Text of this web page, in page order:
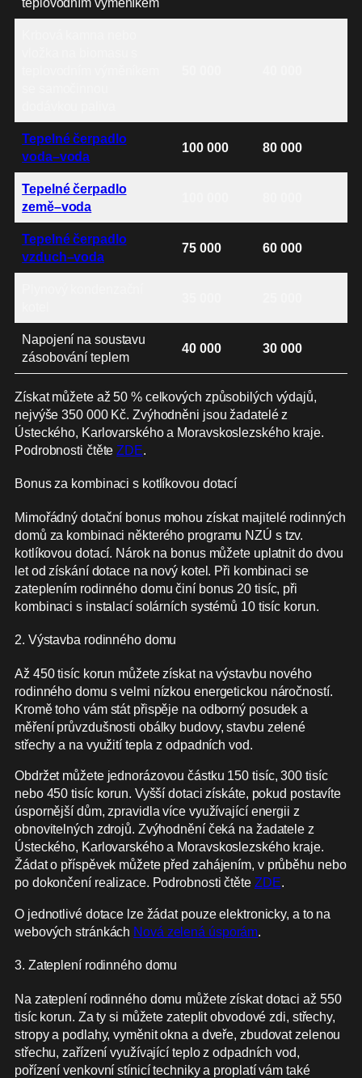
Tepelné čerpadlo
voda–voda
100 000 80 000
Tepelné čerpadlo
země–voda
Tepelné čerpadlo
vzduch–voda
75 000 60 000
Napojení na soustavu
zásobování teplem
40 000 30 000
Získat můžete až 50 % celkových způsobilých výdajů,
nejvýše 350 000 Kč. Zvýhodněni jsou žadatelé z
Ústeckého, Karlovarského a Moravskoslezského kraje.
Podrobnosti čtěte ZDE
Bonus za kombinaci s kotlíkovou dotací
Mimořádný dotační bonus mohou získat majitelé rodinných
domů za kombinaci některého programu NZÚ s tzv.
kotlíkovou dotací. Nárok na bonus můžete uplatnit do dvou
let od získání dotace na nový kotel. Při kombinaci se
zateplením rodinného domu činí bonus 20 tisíc, při
kombinaci s instalací solárních systémů 10 tisíc korun.
2. Výstavba rodinného domu
Až 450 tisíc korun můžete získat na výstavbu nového
rodinného domu s velmi nízkou energetickou náročností.
Kromě toho vám stát přispěje na odborný posudek a
měření průvzdušnosti obálky budovy, stavbu zelené
střechy a na využití tepla z odpadních vod.
Obdržet můžete jednorázovou částku 150 tisíc, 300 tisíc
nebo 450 tisíc korun. Vyšší dotaci získáte, pokud postavíte
úspornější dům, zpravidla více využívající energii z
obnovitelných zdrojů. Zvýhodnění čeká na žadatele z
Ústeckého, Karlovarského a Moravskoslezského kraje.
Žádat o příspěvek můžete před zahájením, v průběhu nebo
po dokončení realizace. Podrobnosti čtěte ZDE.
O jednotlivé dotace lze žádat pouze elektronicky, a to na
webových stránkách Nová zelená úsporám
3. Zateplení rodinného domu
Na zateplení rodinného domu můžete získat dotaci až 550
tisíc korun. Za ty si můžete zateplit obvodové zdi, střechy,
stropy a podlahy, vyměnit okna a dveře, zbudovat zelenou
střechu, zařízení využívající teplo z odpadních vod,
pořízení venkovní stínicí techniky a proplatí vám také